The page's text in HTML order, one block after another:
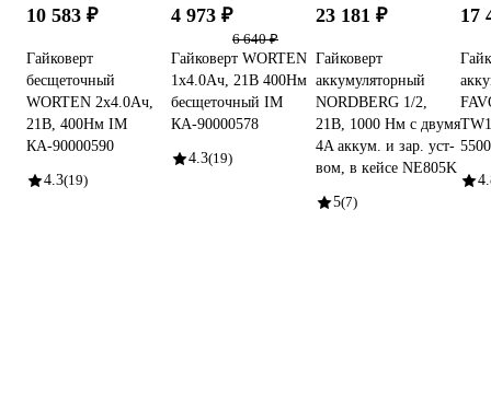
10 583 ₽
Гайковерт
бесщеточный
WORTEN 2x4.0Ач,
21В, 400Нм IM
КА-90000590
4.3(19)
4 973 ₽
6 640 ₽
Гайковерт WORTEN
1х4.0Ач, 21В 400Нм
бесщеточный IM
КА-90000578
4.3(19)
23 181 ₽
Гайковерт
аккумуляторный
NORDBERG 1/2,
21В, 1000 Нм с двумя
4A аккум. и зар. уст-
вом, в кейсе NE805K
5(7)
17